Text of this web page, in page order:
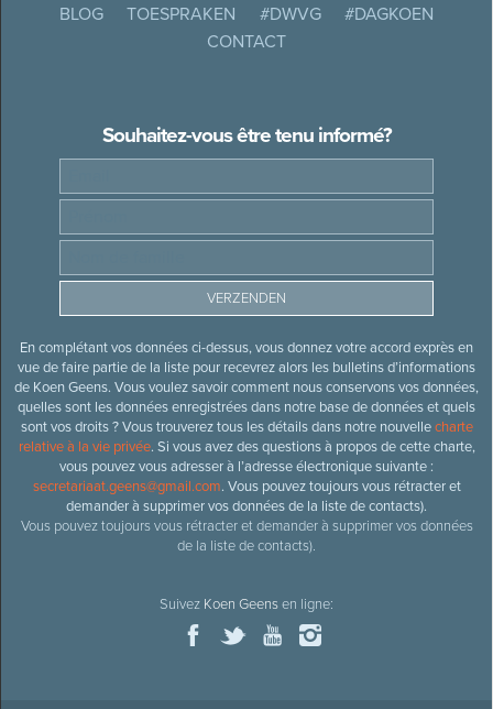
BLOG
TOESPRAKEN #DWVG
#DAGKOEN
CONTACT
Souhaitez-vous être tenu informé?
En complétant vos données ci-dessus, vous donnez votre accord exprès en
vue de faire partie de la liste pour recevrez alors les bulletins d’informations
de Koen Geens. Vous voulez savoir comment nous conservons vos données,
quelles sont les données enregistrées dans notre base de données et quels
sont vos droits ? Vous trouverez tous les détails dans notre nouvellecharte
relative à la vie privée. Si vous avez des questions à propos de cette charte,
vous pouvez vous adresser à l’adresse électronique suivante :
secretariaat.geens@gmail.com. Vous pouvez toujours vous rétracter et
demander à supprimer vos données de la liste de contacts).
Vous pouvez toujours vous rétracter et demander à supprimer vos données
de la liste de contacts).
Suivez Koen Geensen ligne: